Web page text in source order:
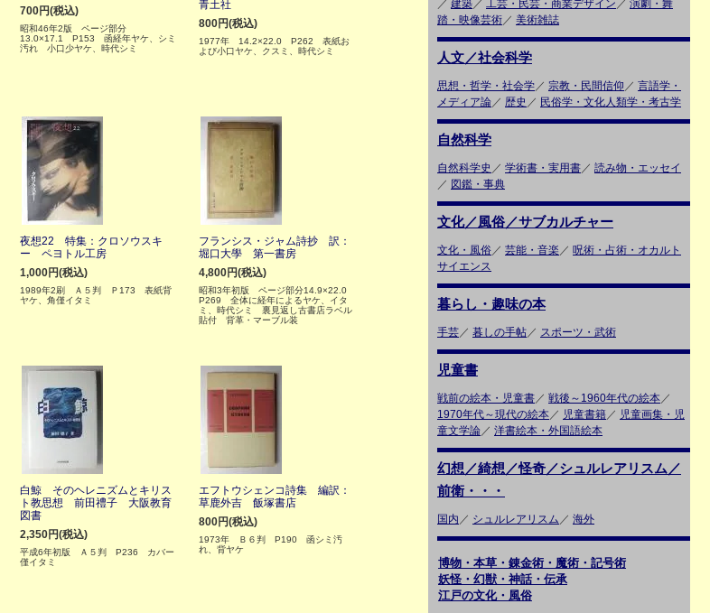
700円(税込)
昭和46年2版 ページ部分
13.0×17.1 P153 函経年ヤケ、シミ
汚れ 小口少ヤケ、時代シミ
青土社
800円(税込)
1977年 14.2×22.0 P262 表紙お
よび小口ヤケ、クスミ、時代シミ
夜想22 特集：クロソウスキ
ー ペヨトル工房
1,000円(税込)
1989年2刷 Ａ５判 Ｐ173 表紙背
ヤケ、角僅イタミ
フランシス・ジャム詩抄 訳：
堀口大學 第一書房
4,800円(税込)
昭和3年初版 ページ部分14.9×22.0
P269 全体に経年によるヤケ、イタ
ミ、時代シミ 裏見返し古書店ラベル
貼付 背革・マーブル装
白鯨 そのヘレニズムとキリス
ト教思想 前田禮子 大阪教育
図書
2,350円(税込)
平成6年初版 Ａ５判 P236 カバー
僅イタミ
エフトウシェンコ詩集 編訳：
草鹿外吉 飯塚書店
800円(税込)
1973年 Ｂ６判 P190 函シミ汚
れ、背ヤケ
／ 建築／ 工芸・民芸・商業デザイン ／ 演劇・舞
踏・映像芸術／ 美術雑誌
人文／社会科学
思想・哲学・社会学／ 宗教・民間信仰 ／ 言語学・
メディア論／ 歴史 ／ 民俗学・文化人類学・考古学
自然科学
自然科学史 ／ 学術書・実用書／ 読み物・エッセイ
／ 図鑑・事典
文化／風俗／サブカルチャー
文化・風俗／ 芸能・音楽 ／ 呪術・占術・オカルト
サイエンス
暮らし・趣味の本
手芸／ 暮しの手帖／ スポーツ・武術
児童書
戦前の絵本・児童書／ 戦後～1960年代の絵本／
1970年代～現代の絵本／ 児童書籍／ 児童画集・児
童文学論／ 洋書絵本・外国語絵本
幻想／綺想／怪奇／シュルレアリスム／
前衛・・・
国内 ／ シュルレアリスム ／ 海外
博物・本草・錬金術・魔術・記号術
妖怪・幻獣・神話・伝承
江戸の文化・風俗